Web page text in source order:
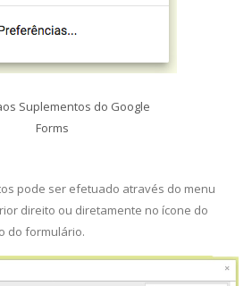
Suplementos do Google
Forms
pode ser efetuado através do menu
direito ou diretamente no ícone do
do formulário.